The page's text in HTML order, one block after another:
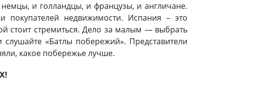
немцы, и голландцы, и французы, и англичане.
покупателей недвижимости. Испания – это
стоит стремиться. Дело за малым — выбрать
«Батлы побережий». Представители
какое побережье лучше.